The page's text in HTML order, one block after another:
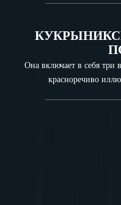
Она включает в себя
красноречиво